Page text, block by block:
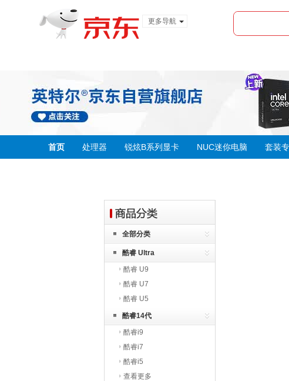
更多导航
首页 处理器 锐炫B系列显卡 NUC迷你电脑 套装
全部分类
酷睿 Ultra
酷睿 U9
酷睿 U7
酷睿 U5
酷睿14代
酷睿i9
酷睿i7
酷睿i5
查看更多